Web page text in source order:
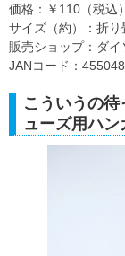
価格：￥110（税込）
サイズ（約）：折
販売ショップ：ダイ
JANコード：
こういうの
ューズ用ハン